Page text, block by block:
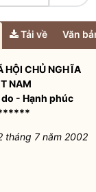
Tải về Văn
HỘI CHỦ NGHĨA
NAM
- Hạnh phúc
tháng 7 năm 2002